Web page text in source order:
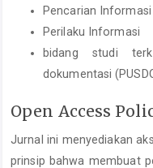
Pencarian Informasi
Perilaku Informasi
bidang studi
dokumentasi
Open Access
Jurnal ini menyediakan
prinsip bahwa membuat